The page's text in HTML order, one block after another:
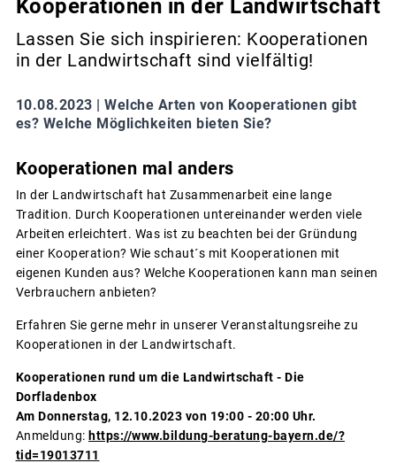
Kooperationen in der Landwirtschaft
Lassen Sie sich inspirieren: Kooperationen
in der Landwirtschaft sind vielfältig!
10.08.2023 | Welche Arten von Kooperationen gibt
es? Welche Möglichkeiten bieten Sie?
Kooperationen mal anders
In der Landwirtschaft hat Zusammenarbeit eine lange
Tradition. Durch Kooperationen untereinander werden viele
Arbeiten erleichtert. Was ist zu beachten bei der Gründung
einer Kooperation? Wie schaut´s mit Kooperationen mit
eigenen Kunden aus? Welche Kooperationen kann man seinen
Verbrauchern anbieten?
Erfahren Sie gerne mehr in unserer Veranstaltungsreihe zu
Kooperationen in der Landwirtschaft.
Kooperationen rund um die Landwirtschaft - Die
Dorfladenbox
Am Donnerstag, 12.10.2023 von 19:00 - 20:00 Uhr.
Anmeldung: https://www.bildung-beratung-bayern.de/?
tid=19013711